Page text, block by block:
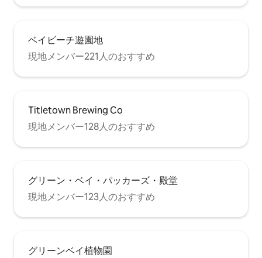
ベイビーチ遊園地
現地メンバー221人のおすすめ
Titletown Brewing Co
現地メンバー128人のおすすめ
グリーン・ベイ・パッカーズ・殿堂
現地メンバー123人のおすすめ
グリーンベイ植物園